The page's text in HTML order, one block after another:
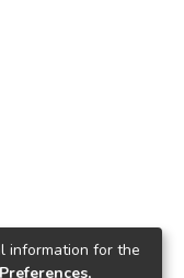
information for the